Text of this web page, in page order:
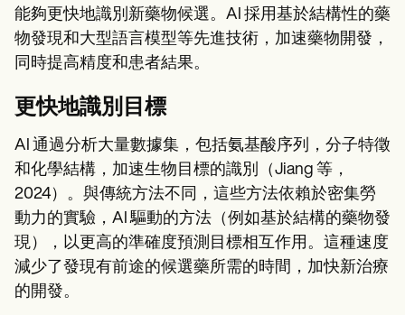
能夠更快地識別新藥物候選。AI 採用基於結構性的藥
物發現和大型語言模型等先進技術，加速藥物開發，
同時提高精度和患者結果。
更快地識別目標
AI 通過分析大量數據集，包括氨基酸序列，分子特徵
和化學結構，加速生物目標的識別（Jiang 等，
2024）。與傳統方法不同，這些方法依賴於密集勞
動力的實驗，AI 驅動的方法（例如基於結構的藥物發
現），以更高的準確度預測目標相互作用。這種速度
減少了發現有前途的候選藥所需的時間，加快新治療
的開發。